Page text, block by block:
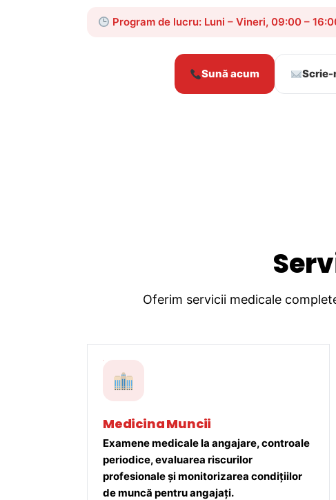
Program de lucru: Luni – Vineri, 09:00 –
Sună acum Scrie-
Oferim servicii medicale
Medicina Muncii
Examene medicale la angajare, controale
periodice, evaluarea riscurilor
profesionale și monitorizarea condițiilor
de muncă pentru angajați.